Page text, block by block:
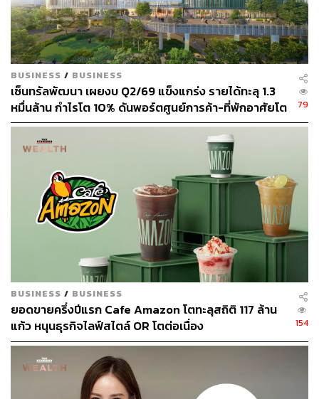
251
ABOUT THE AUTHOR
นรปิติ วัฒนผลิน
Content Creator ประจำ THE STANDARD
WEALTH
BUSINESS / BUSINESS
เซ็นทรัลพัฒนา เผยงบ Q2/69 แข็งแกร่ง รายได้ทะลุ 1.3
หมื่นล้าน กำไรโต 10% ดันพอร์ตศูนย์การค้า-ที่พักอาศัยโต
ยกแผง
79
BUSINESS / BUSINESS
ยอดขายครึ่งปีแรก Cafe Amazon โตทะลุสถิติ 117 ล้าน
แก้ว หนุนธุรกิจไลฟ์สไตล์ OR โตต่อเนื่อง
154